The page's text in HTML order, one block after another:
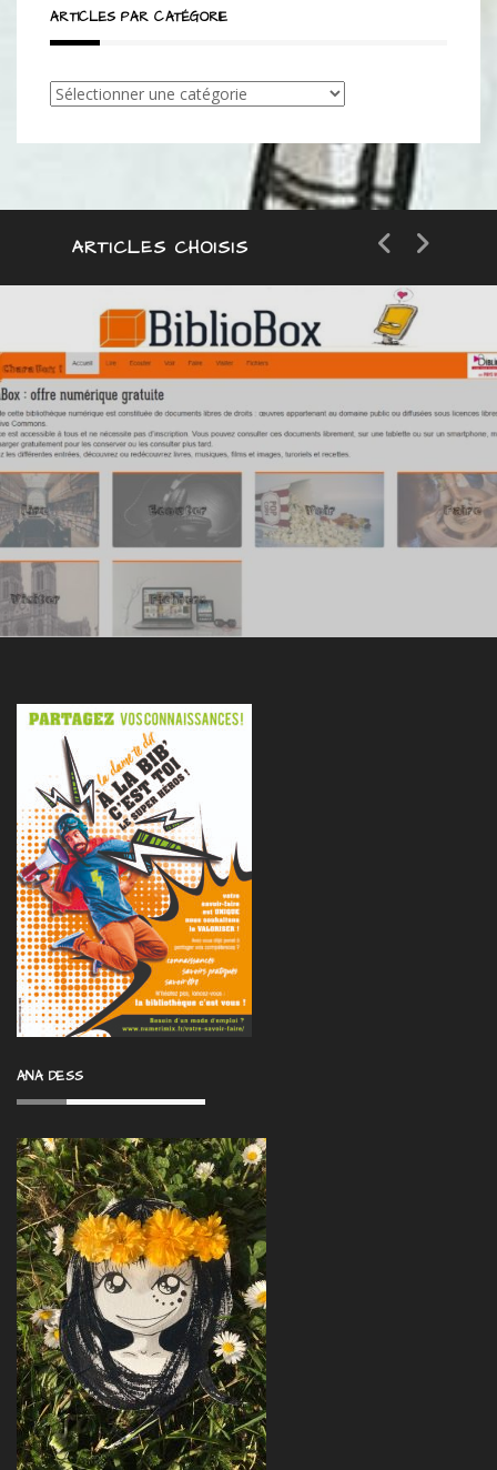
ARTICLES PAR CATÉGORIE
Articles
ARTICLES CHOISIS
ANA DESS